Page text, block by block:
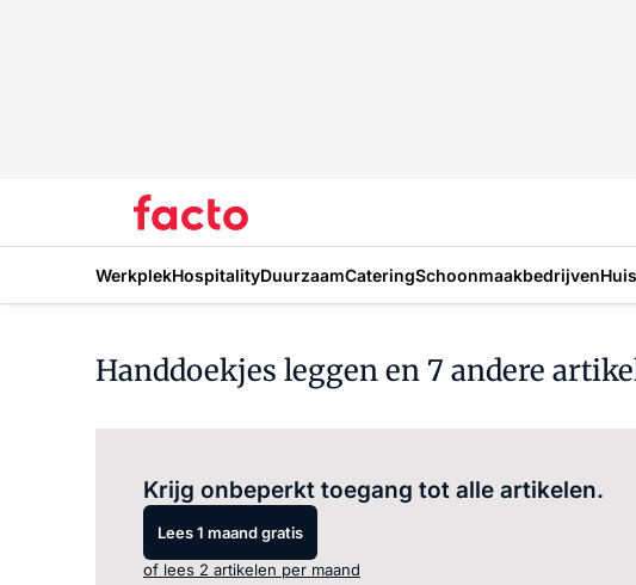
WerkplekHospitalityDuurzaamCateringSchoonmaakbedrijven
Handdoekjes leggen en 7 andere
Krijg onbeperkt toegang tot alle artikelen.
Lees 1 maand gratis
of lees 2 artikelen per maand